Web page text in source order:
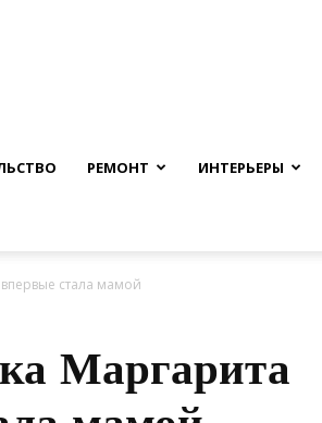
РЕМОНТ ИНТЕРЬЕРЫ
стала мамой
Маргарита